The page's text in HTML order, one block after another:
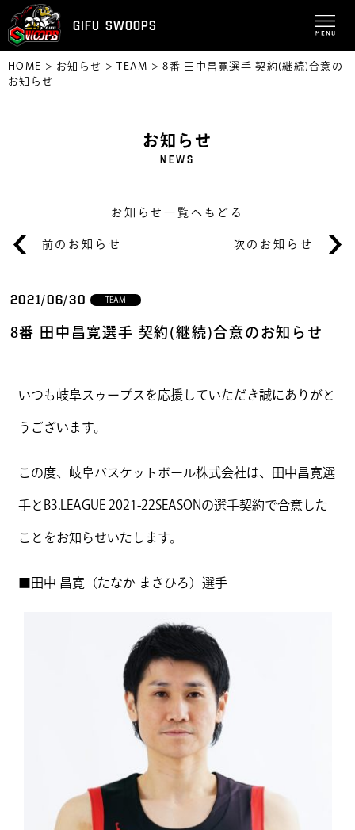
GIFU SWOOPS
HOME > お知らせ >TEAM >8番 田中昌寛選手 契約(継続)合意の
お知らせ
お知らせ
NEWS
前のお知らせ
お知らせ一覧へもどる
次のお知らせ
2021/06/30 TEAM
8番 田中昌寛選手 契約(継続)合意のお知らせ
いつも岐阜スゥープスを応援していただき誠にありがと
うございます。
この度、岐阜バスケットボール株式会社は、田中昌寛選
手とB3.LEAGUE 2021-22SEASONの選手契約で合意した
ことをお知らせいたします。
■田中 昌寛（たなか まさひろ）選手